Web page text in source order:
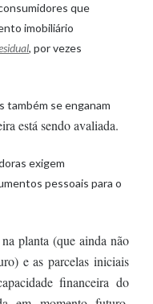
que
imobiliário
, por vezes
também se enganam
está sendo avaliada.
exigem
pessoais para o
planta (que ainda não
e as parcelas iniciais
financeira do